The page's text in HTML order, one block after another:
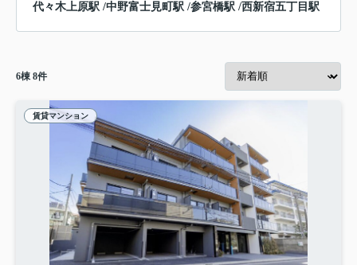
代々木上原駅 /中野富士見町駅 /参宮橋駅 /西新宿五丁目駅
6棟 8件
賃貸マンション